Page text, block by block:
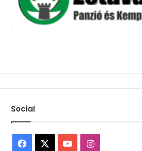
Social
Facebook YouTubeInstagram